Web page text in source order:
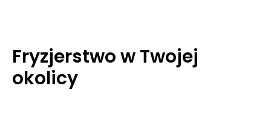
Fryzjerstwo w Twojej
okolicy